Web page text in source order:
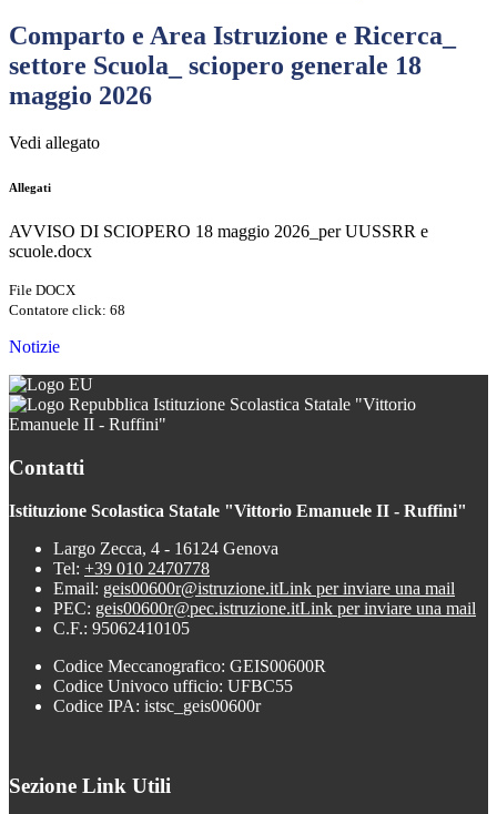
Comparto e Area Istruzione e Ricerca_
settore Scuola_ sciopero generale 18
maggio 2026
Vedi allegato
Allegati
AVVISO DI SCIOPERO 18 maggio 2026_per UUSSRR e
scuole.docx
File DOCX
Contatore click: 68
Notizie
Istituzione Scolastica Statale "Vittorio
Emanuele II - Ruffini"
Contatti
Istituzione Scolastica Statale "Vittorio Emanuele II - Ruffini"
Largo Zecca, 4 - 16124 Genova
Tel: +39 010 2470778
Email: geis00600r@istruzione.itLink per inviare una mail
PEC: geis00600r@pec.istruzione.itLink per inviare una mail
C.F.: 95062410105
Codice Meccanografico: GEIS00600R
Codice Univoco ufficio: UFBC55
Codice IPA: istsc_geis00600r
Sezione Link Utili